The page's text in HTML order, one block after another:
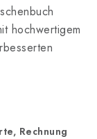
hochwertigem
Rechnung